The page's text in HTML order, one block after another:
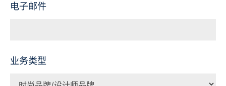
电子邮件
业务类型